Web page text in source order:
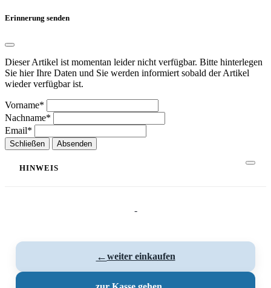
Erinnerung senden
Dieser Artikel ist momentan leider nicht verfügbar. Bitte hinterlegen
Sie hier Ihre Daten und Sie werden informiert sobald der Artikel
wieder verfügbar ist.
Vorname*
Nachname*
Email*
Schließen Absenden
HINWEIS
-
←weiter einkaufen